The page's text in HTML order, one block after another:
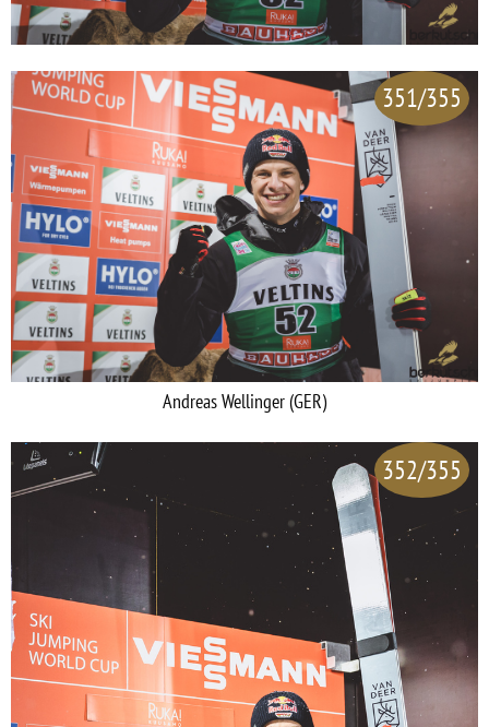
351/355
Andreas Wellinger (GER)
352/355